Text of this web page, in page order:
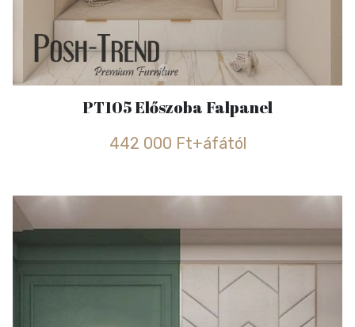
PT105 Előszoba Falpanel
442 000 Ft+áfától